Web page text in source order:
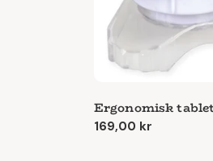
Ergonomisk
Ordinarie
169,00 kr